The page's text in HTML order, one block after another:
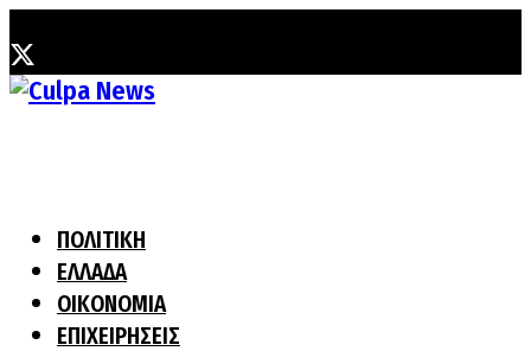
ΠΟΛΙΤΙΚΗ
ΕΛΛΑΔΑ
ΟΙΚΟΝΟΜΙΑ
ΕΠΙΧΕΙΡΗΣΕΙΣ